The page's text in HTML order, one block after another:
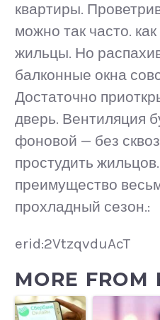
квартиры.
можно так часто. как
жильцы. Но
балконные окна
Достаточно
дверь. Вентиляция
фоновой — без
простудить
преимущество
прохладный сезон.:
erid:2VtzqvduAcT
MORE FROM